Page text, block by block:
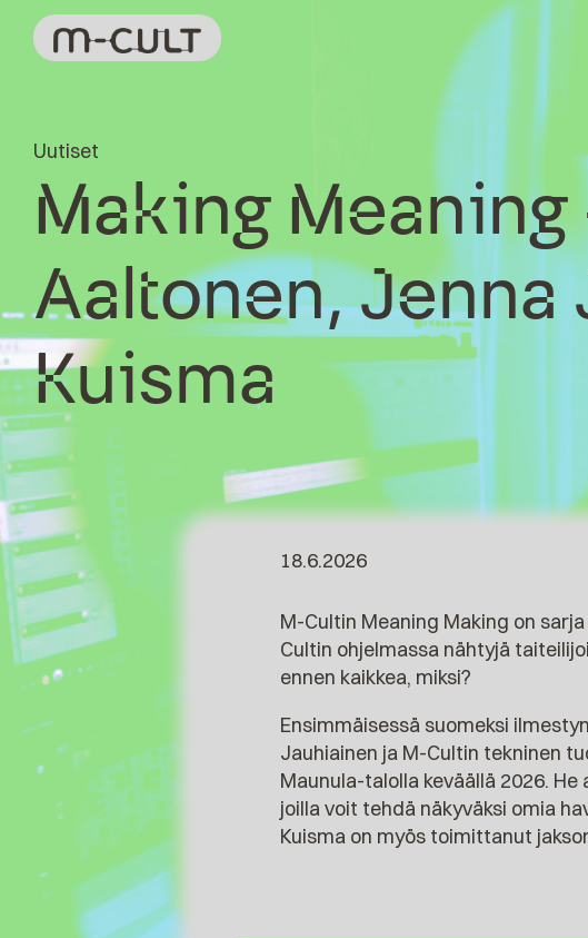
Uutiset
Making
Aaltonen, Jenna
Kuisma
18.6.2026
M-Cultin Meaning Making on
Cultin ohjelmassa nähtyjä
ennen kaikkea, miksi?
Ensimmäisessä suomeksi
Jauhiainen ja M-Cultin tekninen
Maunula-talolla keväällä 2026.
joilla voit tehdä näkyväksi omia
Kuisma on myös toimittanut